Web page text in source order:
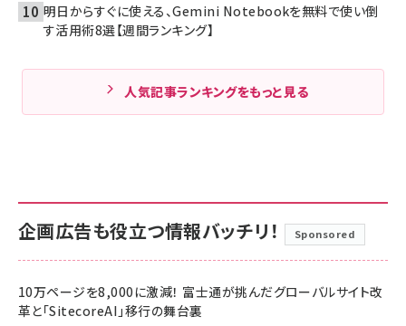
明日からすぐに使える、Gemini Notebookを無料で使い倒
す活用術8選【週間ランキング】
人気記事ランキングをもっと見る
企画広告も役立つ情報バッチリ！ Sponsored
10万ページを8,000に激減！ 富士通が挑んだグローバルサイト改
革と「SitecoreAI」移行の舞台裏